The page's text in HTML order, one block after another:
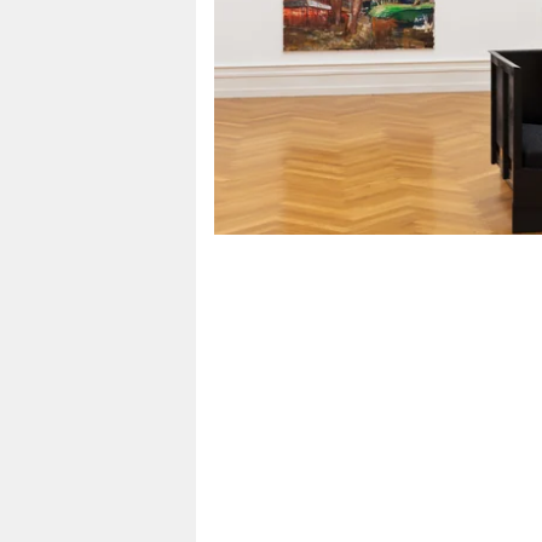
wahrheit
verlag